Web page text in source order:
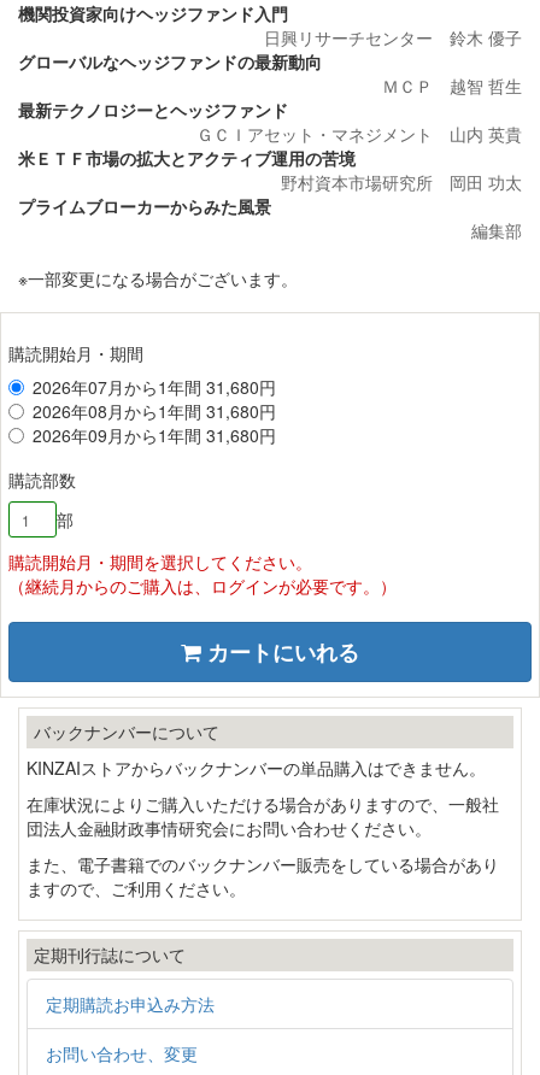
機関投資家向けヘッジファンド入門
日興リサーチセンター 鈴木 優子
グローバルなヘッジファンドの最新動向
ＭＣＰ 越智 哲生
最新テクノロジーとヘッジファンド
ＧＣＩアセット・マネジメント 山内 英貴
米ＥＴＦ市場の拡大とアクティブ運用の苦境
野村資本市場研究所 岡田 功太
プライムブローカーからみた風景
編集部
※一部変更になる場合がございます。
購読開始月・期間
2026年07月から1年間 31,680円
2026年08月から1年間 31,680円
2026年09月から1年間 31,680円
購読部数
部
購読開始月・期間を選択してください。
（継続月からのご購入は、ログインが必要です。）
カートにいれる
バックナンバーについて
KINZAIストアからバックナンバーの単品購入はできません。
在庫状況によりご購入いただける場合がありますので、一般社
団法人金融財政事情研究会にお問い合わせください。
また、電子書籍でのバックナンバー販売をしている場合があり
ますので、ご利用ください。
定期刊行誌について
定期購読お申込み方法
お問い合わせ、変更